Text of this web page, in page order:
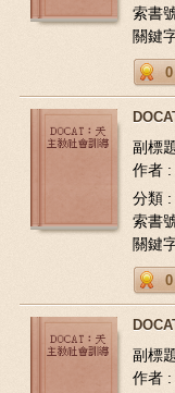
索書
關鍵
0
副標
作者
分類
索書
關鍵
0
副標
作者